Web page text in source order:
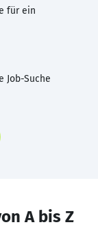
für ein
Job-Suche
A bis Z